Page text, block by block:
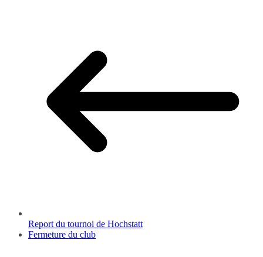
Report du tournoi de Hochstatt
Fermeture du club